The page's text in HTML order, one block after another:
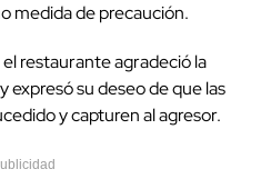
medida de precaución.
el restaurante agradeció la
expresó su deseo de que las
y capturen al agresor.